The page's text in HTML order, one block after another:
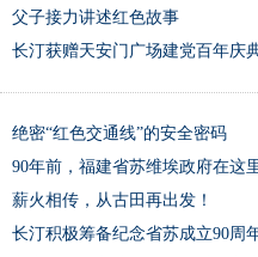
父子接力讲述红色故事
长汀获赠天安门广场建党百年庆
绝密“红色交通线”的安全密码
90年前，福建省苏维埃政府在这
薪火相传，从古田再出发！
长汀积极筹备纪念省苏成立90周